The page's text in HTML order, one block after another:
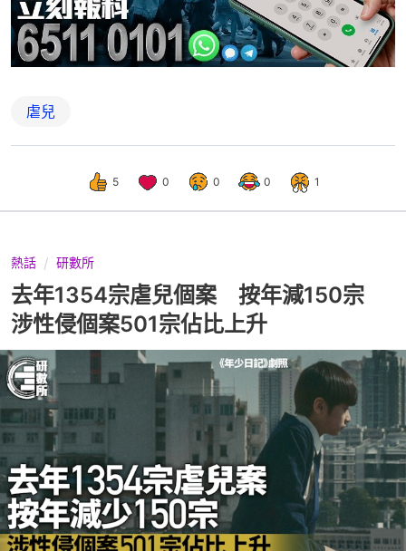
虐兒
5 0 0 0 1
熱話 研數所
去年1354宗虐兒個案 按年減150宗
涉性侵個案501宗佔比上升